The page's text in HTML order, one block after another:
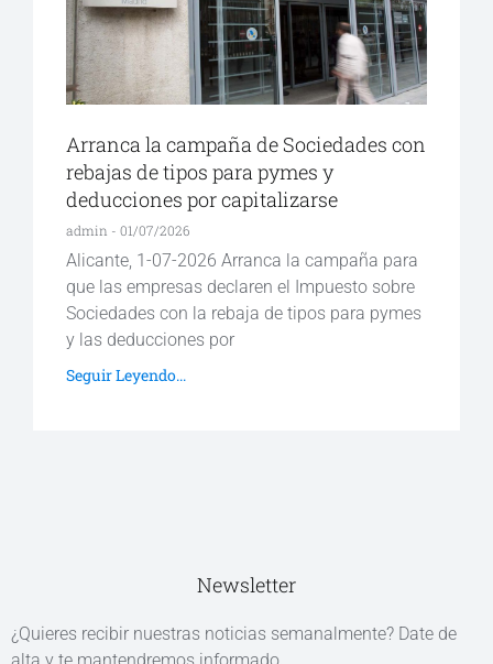
Arranca la campaña de Sociedades con
rebajas de tipos para pymes y
deducciones por capitalizarse
admin 01/07/2026
Alicante, 1-07-2026 Arranca la campaña para
que las empresas declaren el Impuesto sobre
Sociedades con la rebaja de tipos para pymes
y las deducciones por
Seguir Leyendo...
Newsletter
¿Quieres recibir nuestras noticias semanalmente? Date de